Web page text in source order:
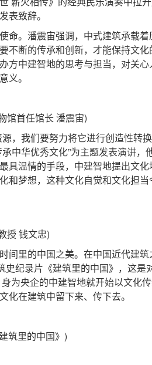
表致辞。
。潘震宙强调，中式建筑承载着
不断的传承和创新，才能保持文化
方中建智地的思考与担当，对关心
义。
馆首任馆长 潘震宙)
我们要努力将它进行创造性转换
中华优秀文化”为主题发表演讲，
具温情的手段，中建智地提出文化
和梦想，这种文化自觉和文化担当
授 钱文忠)
里的中国之美。在中国近代建筑
纪录片《建筑里的中国》，这是
为央企的中建智地就开始以文化
化在建筑中留下来、传下去。
筑里的中国》)